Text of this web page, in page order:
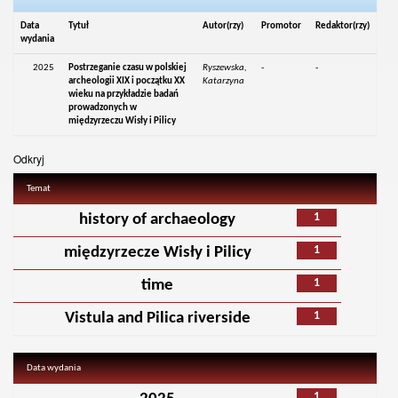
Data
wydania
Tytuł Autor(rzy) Promotor Redaktor(rzy)
2025
Postrzeganie czasu w polskiej
archeologii XIX i początku XX
wieku na przykładzie badań
prowadzonych w
międzyrzeczu Wisły i Pilicy
Ryszewska,
Katarzyna
- -
Odkryj
Temat
1
history of archaeology
1
międzyrzecze Wisły i Pilicy
1
time
1
Vistula and Pilica riverside
Data wydania